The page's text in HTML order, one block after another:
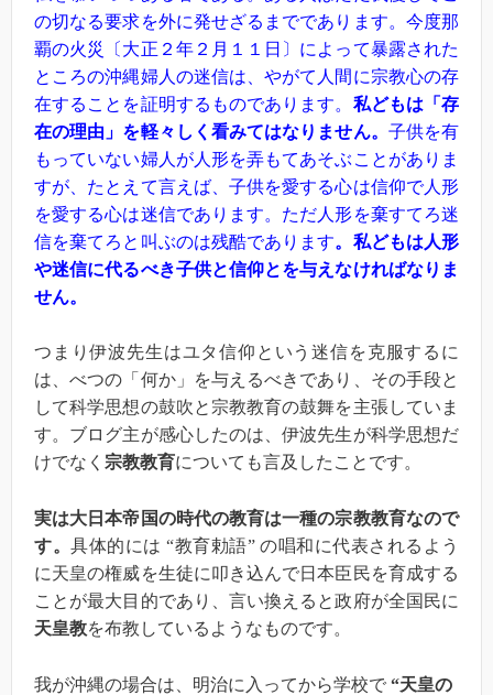
の切なる要求を外に発せざるまでであります。今度那
覇の火災〔大正２年２月１１日〕によって暴露された
ところの沖縄婦人の迷信は、やがて人間に宗教心の存
在することを証明するものであります。 私どもは「存
在の理由」を軽々しく看みてはなりません。 子供を有
もっていない婦人が人形を弄もてあそぶことがありま
すが、たとえて言えば、子供を愛する心は信仰で人形
を愛する心は迷信であります。ただ人形を棄すてろ迷
信を棄てろと叫ぶのは残酷であります。私どもは人形
や迷信に代るべき子供と信仰とを与えなければなりま
せん。
つまり伊波先生はユタ信仰という迷信を克服するに
は、べつの「何か」を与えるべきであり、その手段と
して科学思想の鼓吹と宗教教育の鼓舞を主張していま
す。ブログ主が感心したのは、伊波先生が科学思想だ
けでなく 宗教教育についても言及したことです。
実は大日本帝国の時代の教育は一種の宗教教育なので
す。 具体的には “教育勅語” の唱和に代表されるよう
に天皇の権威を生徒に叩き込んで日本臣民を育成する
ことが最大目的であり、言い換えると政府が全国民に
天皇教を布教しているようなものです。
我が沖縄の場合は、明治に入ってから学校で “天皇の